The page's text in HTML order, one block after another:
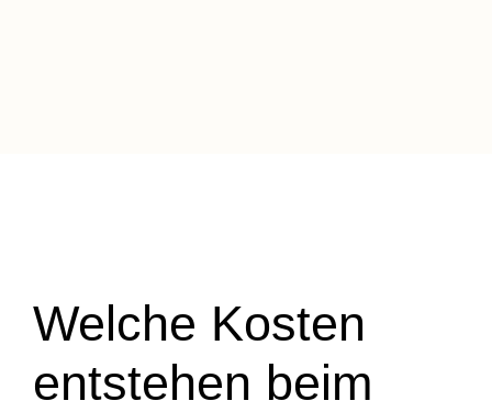
Welche Kosten
entstehen beim